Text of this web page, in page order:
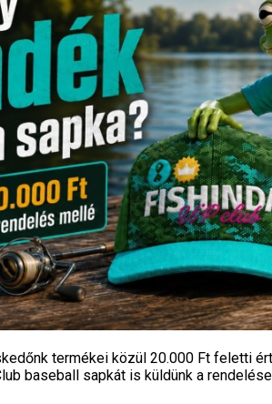
IRATKOZZ FEL A
termékei közül 20.000 Ft feletti
baseball sapkátis küldünk a